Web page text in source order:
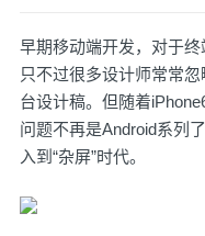
早期移动端开发，对于终
只不过很多设计师常常
台设计稿。但随着
问题不再是Android系列
入到“杂屏”时代。